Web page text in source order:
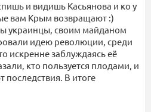
и видишь Касьянова и ко у
вам Крым возвращают :)
украинцы, своим майданом
идею революции, среди
искренне заблуждаясь её
кто пользуется плодами, и
последствия. В итоге